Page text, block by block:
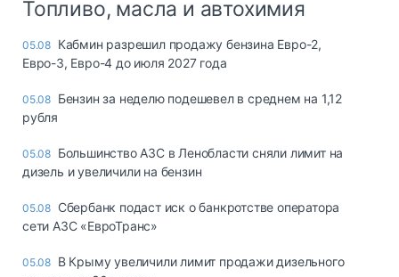
Топливо, масла и автохимия
05.08 Кабмин разрешил продажу бензина Евро-2,
Евро-3, Евро-4 до июля 2027 года
05.08 Бензин за неделю подешевел в среднем на 1,12
рубля
05.08 Большинство АЗС в Ленобласти сняли лимит на
дизель и увеличили на бензин
05.08 Сбербанк подаст иск о банкротстве оператора
сети АЗС «ЕвроТранс»
05.08 В Крыму увеличили лимит продажи дизельного